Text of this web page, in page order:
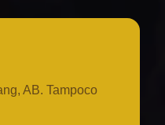
AB. Tampoco